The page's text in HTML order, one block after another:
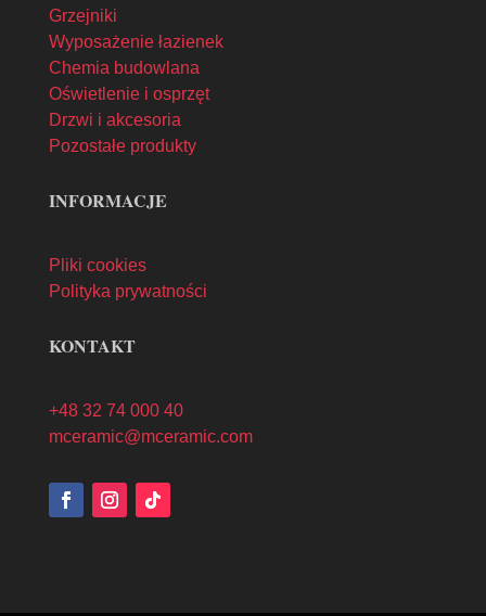
Grzejniki
Wyposażenie łazienek
Chemia budowlana
Oświetlenie i osprzęt
Drzwi i akcesoria
Pozostałe produkty
INFORMACJE
Pliki cookies
Polityka prywatności
KONTAKT
+48 32 74 000 40
mceramic@mceramic.com